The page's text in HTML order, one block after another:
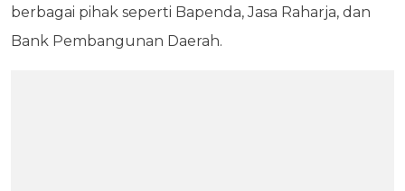
berbagai pihak seperti Bapenda, Jasa Raharja, dan
Bank Pembangunan Daerah.